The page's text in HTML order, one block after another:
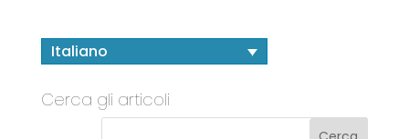
Italiano
Cerca gli articoli